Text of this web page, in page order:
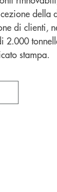
della
di clienti,
2.000
stampa.